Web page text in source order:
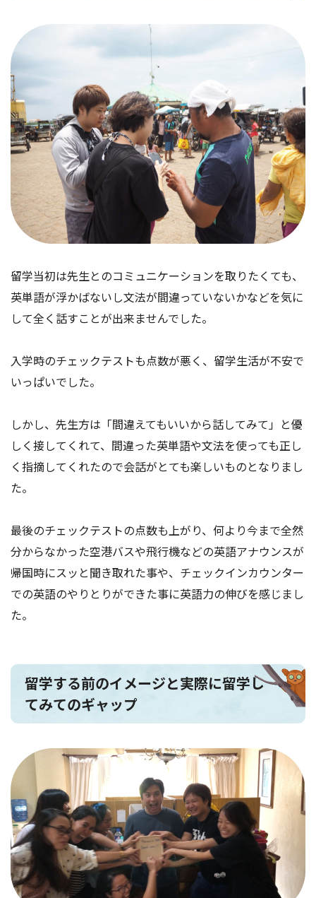
留学当初は先生とのコミュニケーションを取りたくても、
英単語が浮かばないし文法が間違っていないかなどを気に
して全く話すことが出来ませんでした。
入学時のチェックテストも点数が悪く、留学生活が不安で
いっぱいでした。
しかし、先生方は「間違えてもいいから話してみて」と優
しく接してくれて、間違った英単語や文法を使っても正し
く指摘してくれたので会話がとても楽しいものとなりまし
た。
最後のチェックテストの点数も上がり、何より今まで全然
分からなかった空港バスや飛行機などの英語アナウンスが
帰国時にスッと聞き取れた事や、チェックインカウンター
での英語のやりとりができた事に英語力の伸びを感じまし
た。
留学する前のイメージと実際に留学し
てみてのギャップ